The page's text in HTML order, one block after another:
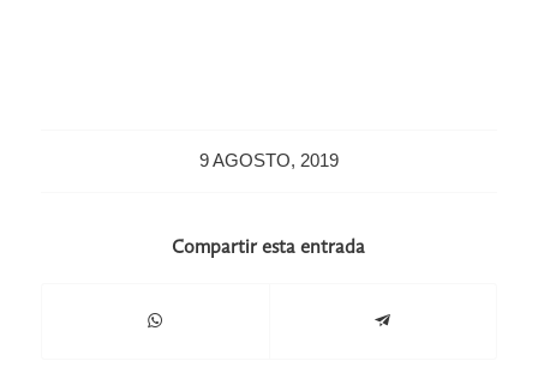
9 AGOSTO, 2019
Compartir esta entrada